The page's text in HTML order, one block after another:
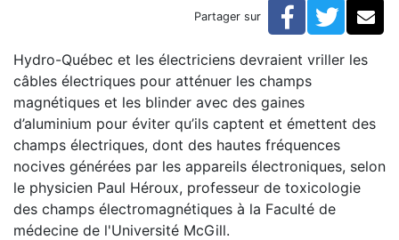
Paul Héroux : Hydro devrait nettoyer son réseau
Partager sur Facebook
Hydro-Québec et les électriciens devraient vriller les
câbles électriques pour atténuer les champs
magnétiques et les blinder avec des gaines
d’aluminium pour éviter qu’ils captent et émettent des
champs électriques, dont des hautes fréquences
nocives générées par les appareils électroniques, selon
le physicien Paul Héroux, professeur de toxicologie
des champs électromagnétiques à la Faculté de
médecine de l'Université McGill.